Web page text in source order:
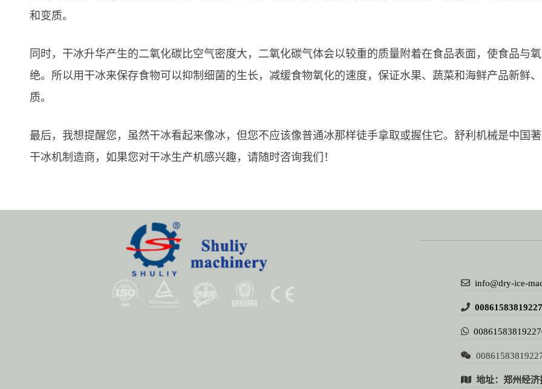
和变质。
同时，干冰升华产生的二氧化碳比空气密度大，二氧化碳气体会以较重的质量附着在食品表面，使食品与
绝。所以用干冰来保存食物可以抑制细菌的生长，减缓食物氧化的速度，保证水果、蔬菜和海鲜产品新鲜
质。
最后，我想提醒您，虽然干冰看起来像冰，但您不应该像普通冰那样徒手拿取或握住它。舒利机械是中国
干冰机制造商，如果您对干冰生产机感兴趣，请随时咨询我们！
info@dry-ice-
地址：郑州经济